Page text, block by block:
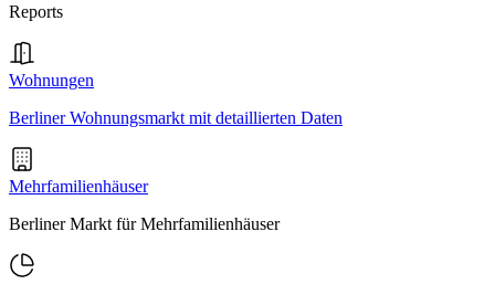
Reports
Wohnungen
Berliner Wohnungsmarkt mit detaillierten Daten
Mehrfamilienhäuser
Berliner Markt für Mehrfamilienhäuser